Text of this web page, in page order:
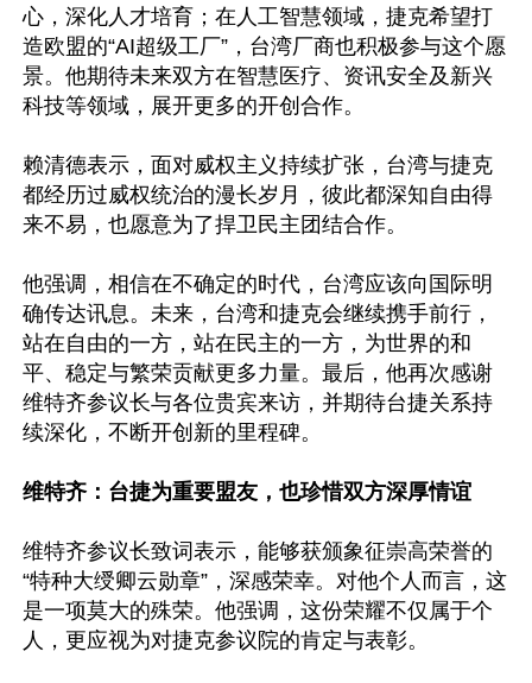
心，深化人才培育；在人工智慧领域，捷克希望打
造欧盟的“AI超级工厂”，台湾厂商也积极参与这个愿
景。他期待未来双方在智慧医疗、资讯安全及新兴
科技等领域，展开更多的开创合作。
赖清德表示，面对威权主义持续扩张，台湾与捷克
都经历过威权统治的漫长岁月，彼此都深知自由得
来不易，也愿意为了捍卫民主团结合作。
他强调，相信在不确定的时代，台湾应该向国际明
确传达讯息。未来，台湾和捷克会继续携手前行，
站在自由的一方，站在民主的一方，为世界的和
平、稳定与繁荣贡献更多力量。最后，他再次感谢
维特齐参议长与各位贵宾来访，并期待台捷关系持
续深化，不断开创新的里程碑。
维特齐：台捷为重要盟友，也珍惜双方深厚情谊
维特齐参议长致词表示，能够获颁象征崇高荣誉的
“特种大绶卿云勋章”，深感荣幸。对他个人而言，这
是一项莫大的殊荣。他强调，这份荣耀不仅属于个
人，更应视为对捷克参议院的肯定与表彰。